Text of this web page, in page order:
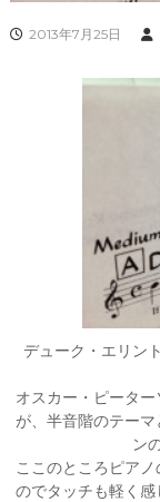
2013年7月25日
デューク・エリン
オスカー・ピータ
が、半音階のテー
ン
ここのところピア
のでタッチも軽く